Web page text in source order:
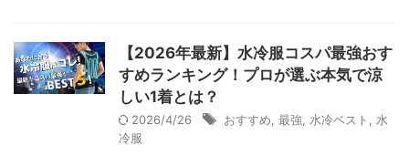
【2026年最新】水冷服コスパ最強おす
すめランキング！プロが選ぶ本気で涼
しい1着とは？
2026/4/26 おすすめ, 最強, 水冷ベスト , 水
冷服